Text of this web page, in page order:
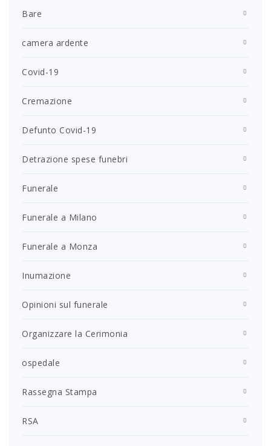
Bare
camera ardente
Covid-19
Cremazione
Defunto Covid-19
Detrazione spese funebri
Funerale
Funerale a Milano
Funerale a Monza
Inumazione
Opinioni sul funerale
Organizzare la Cerimonia
ospedale
Rassegna Stampa
RSA